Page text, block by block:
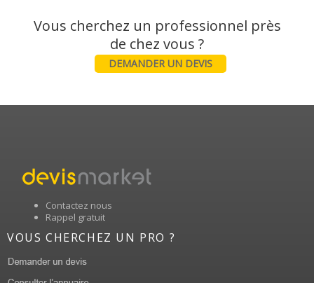
Vous cherchez un professionnel près
DEMANDER UN DEVIS
Contactez nous
Rappel gratuit
VOUS CHERCHEZ UN PRO ?